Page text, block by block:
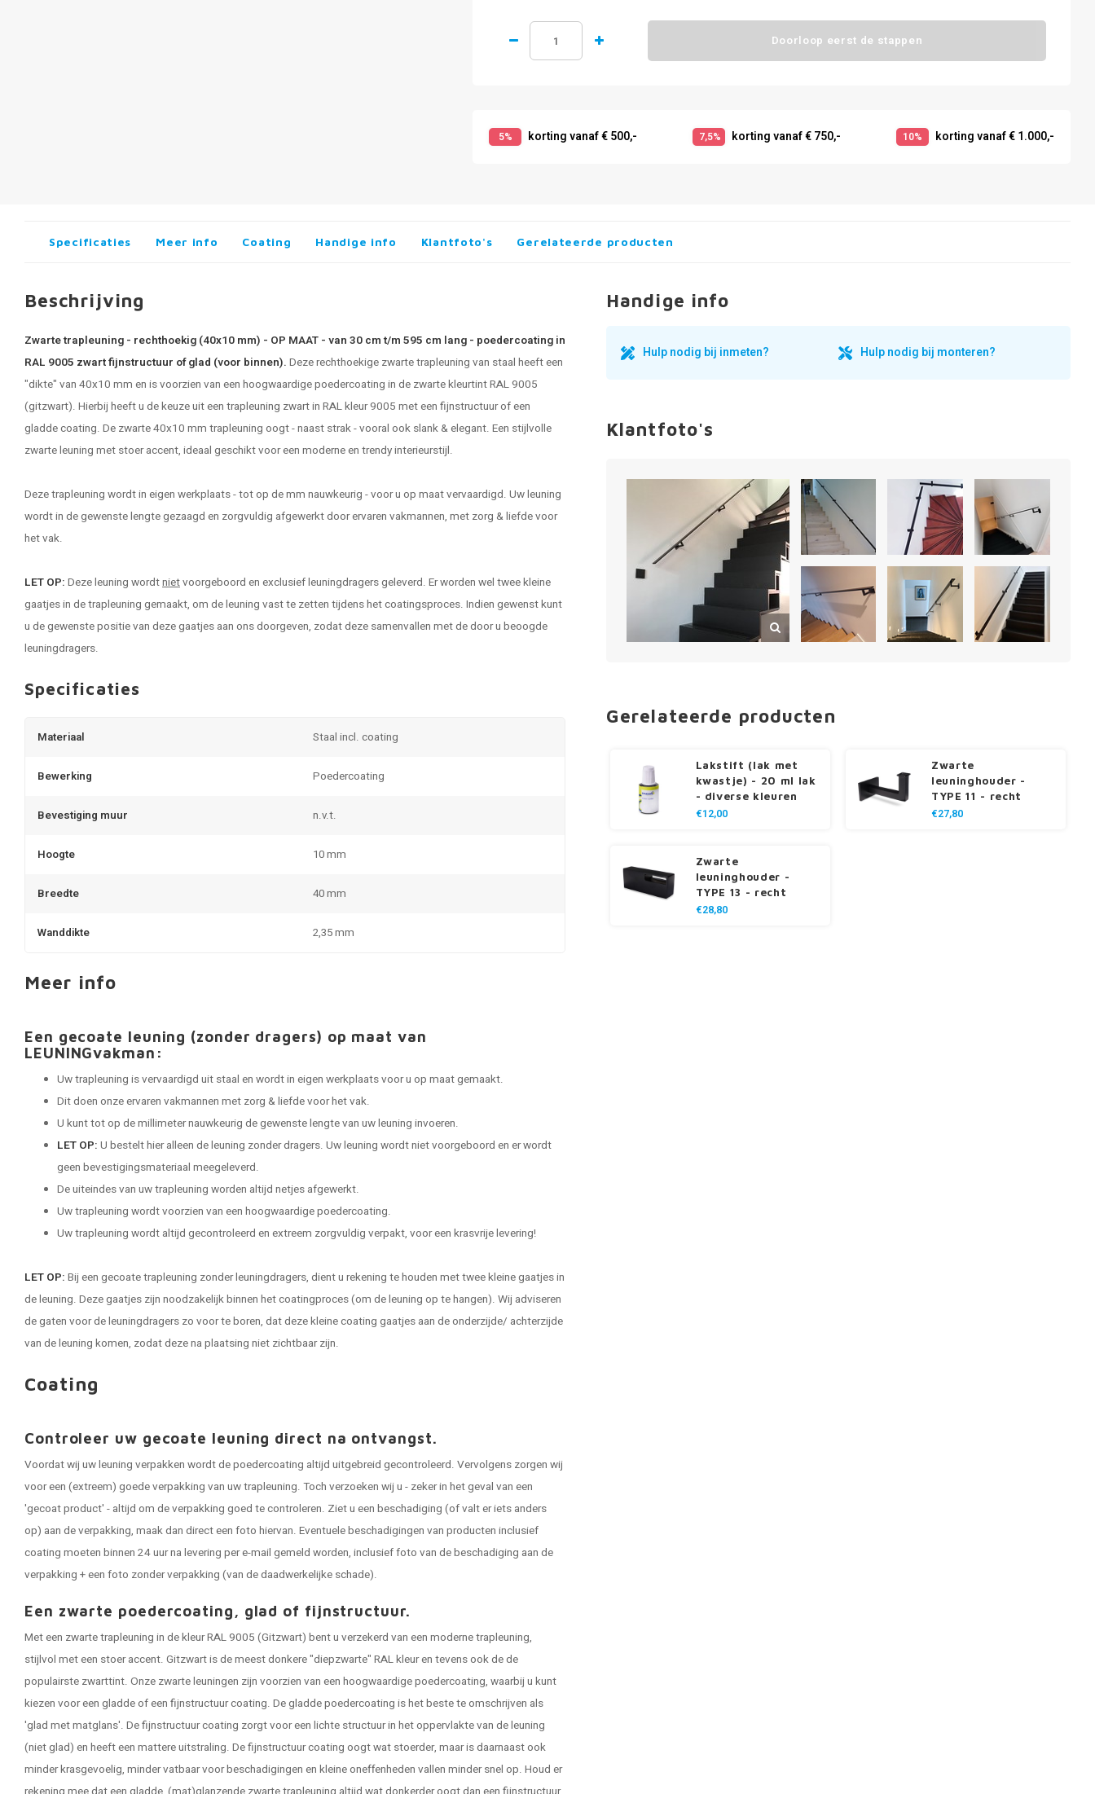
Doorloop eerst de stappen
5% korting vanaf € 500,- 7,5% korting vanaf € 750,- 10% korting vanaf € 1.000,-
Specificaties Meer info Coating Handige info Klantfoto's Gerelateerde producten
Beschrijving
Zwarte trapleuning - rechthoekig (40x10 mm) - OP MAAT - van 30 cm t/m 595 cm lang - poedercoating in
RAL 9005 zwart fijnstructuur of glad (voor binnen). Deze rechthoekige zwarte trapleuning van staal heeft een
"dikte" van 40x10 mm en is voorzien van een hoogwaardige poedercoating in de zwarte kleurtint RAL 9005
(gitzwart). Hierbij heeft u de keuze uit een trapleuning zwartin RAL kleur 9005 met een fijnstructuur of een
gladde coating. De zwarte 40x10 mm trapleuning oogt - naast strak - vooral ook slank & elegant. Een stijlvolle
zwarte leuning met stoer accent, ideaal geschikt voor een moderne en trendy interieurstijl.
Deze trapleuning wordt in eigen werkplaats - tot op de mm nauwkeurig - voor u op maat vervaardigd. Uw leuning
wordt in de gewenste lengte gezaagd en zorgvuldig afgewerkt door ervaren vakmannen, met zorg & liefde voor
het vak.
LET OP: Deze leuning wordtnietvoorgeboord en exclusief leuningdragers geleverd. Er worden wel twee kleine
gaatjes in de trapleuning gemaakt, om de leuning vast te zetten tijdens het coatingsproces. Indien gewenst kunt
u de gewenste positie van deze gaatjes aan ons doorgeven, zodat deze samenvallen met de door u beoogde
leuningdragers.
Specificaties
Materiaal Staal incl. coating
Bewerking Poedercoating
Bevestiging muur n.v.t.
Hoogte 10 mm
Breedte 40 mm
Wanddikte 2,35 mm
Meer info
Een gecoate leuning (zonder dragers) op maat van
LEUNINGvakman:
Uw trapleuning is vervaardigd uit staal en wordt in eigen werkplaats voor u op maat gemaakt.
Dit doen onze ervaren vakmannen met zorg & liefde voor het vak.
U kunt tot op de millimeter nauwkeurig de gewenste lengte van uw leuning invoeren.
LET OP: U bestelt hier alleen de leuning zonder dragers. Uw leuning wordt niet voorgeboord en er wordt
geen bevestigingsmateriaal meegeleverd.
De uiteindes van uw trapleuning worden altijd netjes afgewerkt.
Uw trapleuning wordt voorzien van een hoogwaardige poedercoating.
Uw trapleuning wordt altijd gecontroleerd en extreem zorgvuldig verpakt, voor een krasvrije levering!
LET OP: Bij een gecoate trapleuning zonder leuningdragers, dient u rekening te houden met twee kleine gaatjes in
de leuning. Deze gaatjes zijn noodzakelijk binnen het coatingproces (om de leuning op te hangen). Wij adviseren
de gaten voor de leuningdragers zo voor te boren, dat deze kleine coating gaatjes aan de onderzijde/ achterzijde
van de leuning komen, zodat deze na plaatsing niet zichtbaar zijn.
Coating
Controleer uw gecoate leuning direct na ontvangst.
Voordat wij uw leuning verpakken wordt de poedercoating altijd uitgebreid gecontroleerd. Vervolgens zorgen wij
voor een (extreem) goede verpakking van uw trapleuning. Toch verzoeken wij u - zeker in het geval van een
'gecoat product' - altijd om de verpakking goed te controleren. Ziet u een beschadiging (of valt er iets anders
op) aan de verpakking, maak dan direct een foto hiervan. Eventuele beschadigingen van producten inclusief
coating moeten binnen 24 uur na levering per e-mail gemeld worden, inclusief foto van de beschadiging aan de
verpakking + een foto zonder verpakking (van de daadwerkelijke schade).
Een zwarte poedercoating, glad of fijnstructuur.
Met een zwarte trapleuning in de kleur RAL 9005 (Gitzwart) bent u verzekerd van een moderne trapleuning,
stijlvol met een stoer accent. Gitzwart is de meest donkere "diepzwarte" RAL kleur en tevens ook de de
populairste zwarttint. Onze zwarte leuningen zijn voorzien van een hoogwaardige poedercoating, waarbij u kunt
kiezen voor een gladde of een fijnstructuur coating. De gladde poedercoating is het beste te omschrijven als
'glad met matglans'. De fijnstructuur coating zorgt voor een lichte structuur in het oppervlakte van de leuning
(niet glad) en heeft een mattere uitstraling. De fijnstructuur coating oogt wat stoerder, maar is daarnaast ook
minder krasgevoelig, minder vatbaar voor beschadigingen en kleine oneffenheden vallen minder snel op. Houd er
Handige info
Hulp nodig bij inmeten? Hulp nodig bij monteren?
Klantfoto's
Gerelateerde producten
Lakstift (lak met
kwastje) - 20 ml lak
- diverse kleuren
€12,00
Zwarte
leuninghouder -
TYPE 11 - recht
€27,80
Zwarte
leuninghouder -
TYPE 13 - recht
€28,80